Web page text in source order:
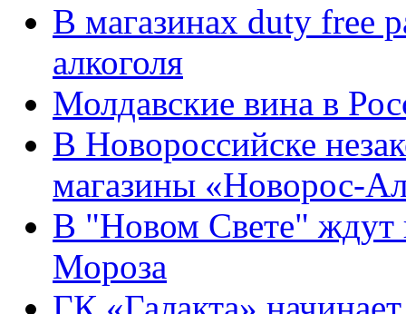
В магазинах duty free
алкоголя
Молдавские вина в
В Новороссийске
магазины «Новорос-
В "Новом Свете" ждут
Мороза